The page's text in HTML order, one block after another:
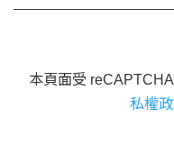
本頁面受
私權